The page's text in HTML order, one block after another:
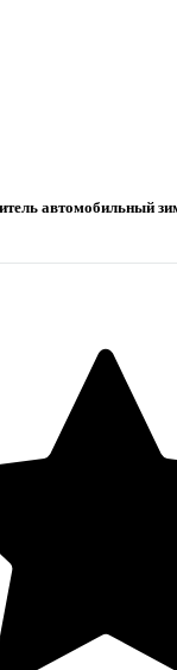
автомобильный